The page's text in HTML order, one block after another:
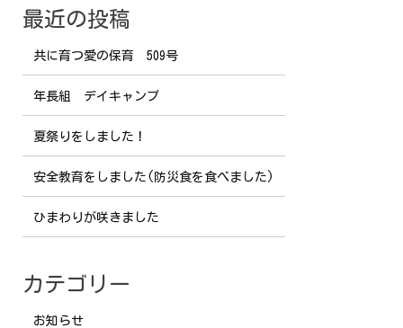
最近の投稿
共に育つ愛の保育 509号
年長組 デイキャンプ
夏祭りをしました！
安全教育をしました(防災食を食べました)
ひまわりが咲きました
カテゴリー
お知らせ